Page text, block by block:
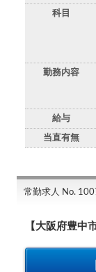
科目
勤務内容
給与
当直有無
常勤求人 No.
【大阪府豊中